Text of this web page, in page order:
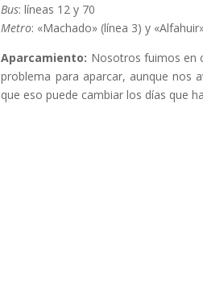
Bus: líneas 12 y 70
Metro: «Machado» (línea 3) y
Aparcamiento: Nosotros fuimos en
problema para aparcar, aunque nos
que eso puede cambiar los días que